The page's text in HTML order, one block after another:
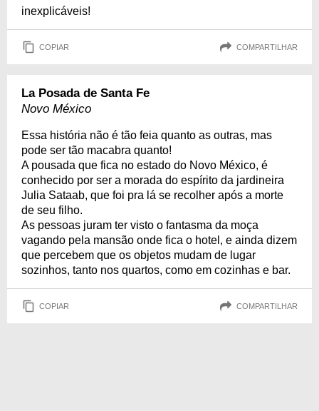
inexplicáveis!
COPIAR COMPARTILHAR
La Posada de Santa Fe
Novo México
Essa história não é tão feia quanto as outras, mas
pode ser tão macabra quanto!
A pousada que fica no estado do Novo México, é
conhecido por ser a morada do espírito da jardineira
Julia Sataab, que foi pra lá se recolher após a morte
de seu filho.
As pessoas juram ter visto o fantasma da moça
vagando pela mansão onde fica o hotel, e ainda dizem
que percebem que os objetos mudam de lugar
sozinhos, tanto nos quartos, como em cozinhas e bar.
COPIAR COMPARTILHAR